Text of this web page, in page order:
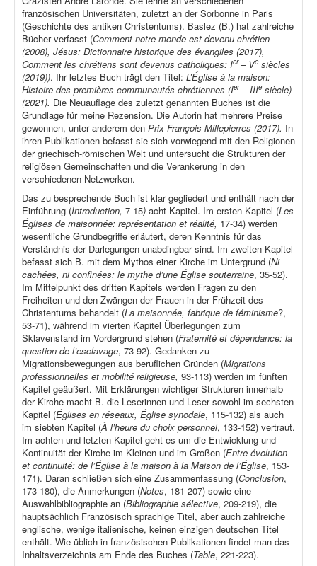
französischen Universitäten, zuletzt an der Sorbonne in Paris
(Geschichte des antiken Christentums). Baslez (B.) hat zahlreiche
Bücher verfasst (Comment notre monde est devenu chrétien
(2008), Jésus: Dictionnaire historique des évangiles (2017),
Comment les chrétiens sont devenus catholiques: Ier– Ve siècles
(2019)). Ihr letztes Buch trägt den Titel: L’Église à la maison:
Histoire des premières communautés chrétiennes (Ier– IIIe siècle)
(2021). Die Neuauflage des zuletzt genannten Buches ist die
Grundlage für meine Rezension. Die Autorin hat mehrere Preise
gewonnen, unter anderem den Prix François-Millepierres (2017). In
ihren Publikationen befasst sie sich vorwiegend mit den Religionen
der griechisch-römischen Welt und untersucht die Strukturen der
religiösen Gemeinschaften und die Verankerung in den
verschiedenen Netzwerken.
Das zu besprechende Buch ist klar gegliedert und enthält nach der
Einführung (Introduction, 7-15) acht Kapitel. Im ersten Kapitel (Les
Églises de maisonnée: représentation et réalité, 17-34) werden
wesentliche Grundbegriffe erläutert, deren Kenntnis für das
Verständnis der Darlegungen unabdingbar sind. Im zweiten Kapitel
befasst sich B. mit dem Mythos einer Kirche im Untergrund (Ni
cachées, ni confinées: le mythe d’une Église souterraine, 35-52).
Im Mittelpunkt des dritten Kapitels werden Fragen zu den
Freiheiten und den Zwängen der Frauen in der Frühzeit des
Christentums behandelt (La maisonnée, fabrique de féminisme?,
53-71), während im vierten Kapitel Überlegungen zum
Sklavenstand im Vordergrund stehen (Fraternité et dépendance: la
question de l’esclavage, 73-92). Gedanken zu
Migrationsbewegungen aus beruflichen Gründen (Migrations
professionnelles et mobilité religieuse, 93-113) werden im fünften
Kapitel geäußert. Mit Erklärungen wichtiger Strukturen innerhalb
der Kirche macht B. die Leserinnen und Leser sowohl im sechsten
Kapitel (Églises en réseaux, Église synodale, 115-132) als auch
im siebten Kapitel (À l’heure du choix personnel, 133-152) vertraut.
Im achten und letzten Kapitel geht es um die Entwicklung und
Kontinuität der Kirche im Kleinen und im Großen (Entre évolution
et continuité: de l’Église à la maison à la Maison de l’Église, 153-
171). Daran schließen sich eine Zusammenfassung (Conclusion,
173-180), die Anmerkungen (Notes, 181-207) sowie eine
Auswahlbibliographie an (Bibliographie sélective, 209-219), die
hauptsächlich Französisch sprachige Titel, aber auch zahlreiche
englische, wenige italienische, keinen einzigen deutschen Titel
enthält. Wie üblich in französischen Publikationen findet man das
Inhaltsverzeichnis am Ende des Buches (Table, 221-223).